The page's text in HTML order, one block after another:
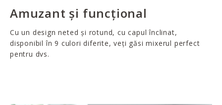
Amuzant și funcțional
Cu un design neted și rotund, cu capul înclinat,
disponibil în 9 culori diferite, veți găsi mixerul perfect
pentru dvs.